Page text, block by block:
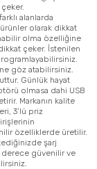
alanlarda
olarak dikkat
olma özelliğine
çeker. İstenilen
göz atabilirsiniz.
Günlük hayat
olmasa dahi USB
Markanın kalite
3’lü priz
özelliklerde üretilir.
şarj
derece güvenilir ve